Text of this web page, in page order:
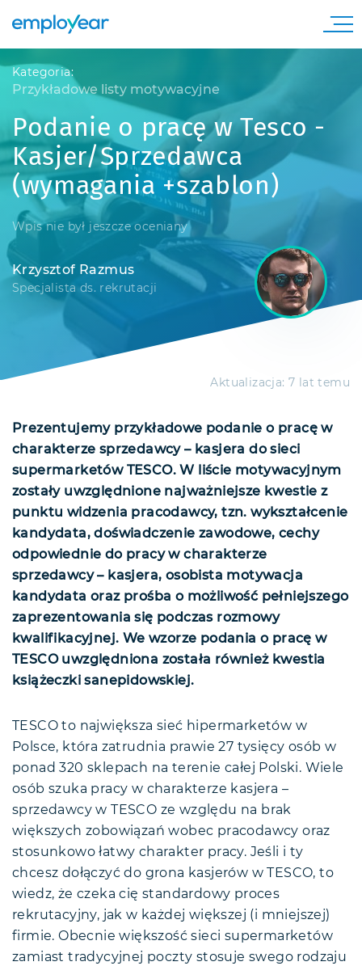
Kategoria:
Przykładowe listy motywacyjne
Podanie o pracę w Tesco -
Kasjer/Sprzedawca
(wymagania +szablon)
Wpis nie był jeszcze oceniany
Krzysztof Razmus
Specjalista ds. rekrutacji
Aktualizacja: 7 lat temu
Prezentujemy przykładowe podanie o pracę w
charakterze sprzedawcy – kasjera do sieci
supermarketów TESCO. W liście motywacyjnym
zostały uwzględnione najważniejsze kwestie z
punktu widzenia pracodawcy, tzn. wykształcenie
kandydata, doświadczenie zawodowe, cechy
odpowiednie do pracy w charakterze
sprzedawcy – kasjera, osobista motywacja
kandydata oraz prośba o możliwość pełniejszego
zaprezentowania się podczas rozmowy
kwalifikacyjnej. We wzorze podania o pracę w
TESCO uwzględniona została również kwestia
książeczki sanepidowskiej.
TESCO to największa sieć hipermarketów w
Polsce, która zatrudnia prawie 27 tysięcy osób w
ponad 320 sklepach na terenie całej Polski. Wiele
osób szuka pracy w charakterze kasjera –
sprzedawcy w TESCO ze względu na brak
większych zobowiązań wobec pracodawcy oraz
stosunkowo łatwy charakter pracy. Jeśli i ty
chcesz dołączyć do grona kasjerów w TESCO, to
wiedz, że czeka cię standardowy proces
rekrutacyjny, jak w każdej większej (i mniejszej)
firmie. Obecnie większość sieci supermarketów
zamiast tradycyjnej poczty stosuje swego rodzaju